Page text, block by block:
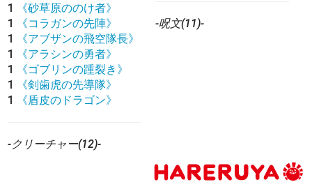
1
《砂草原ののけ者》
1
《コラガンの先陣》
1
《アブザンの飛空隊長》
1
《アラシンの勇者》
1
《ゴブリンの踵裂き》
1
《剣歯虎の先導隊》
1
《盾皮のドラゴン》
-クリーチャー(12)-
-呪文(11)-